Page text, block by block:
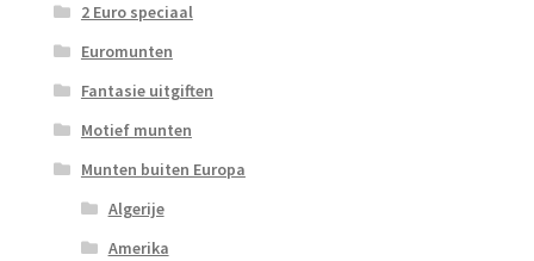
2 Euro speciaal
Euromunten
Fantasie uitgiften
Motief munten
Munten buiten Europa
Algerije
Amerika